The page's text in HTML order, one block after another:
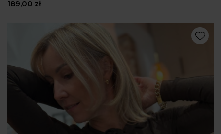
189,00 zł